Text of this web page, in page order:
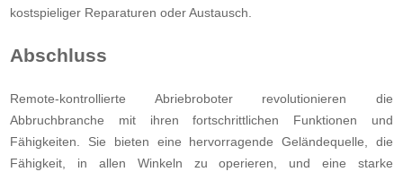
kostspieliger Reparaturen oder Austausch.
Abschluss
Remote-kontrollierte Abriebroboter revolutionieren die
Abbruchbranche mit ihren fortschrittlichen Funktionen und
Fähigkeiten. Sie bieten eine hervorragende Geländequelle, die
Fähigkeit, in allen Winkeln zu operieren, und eine starke